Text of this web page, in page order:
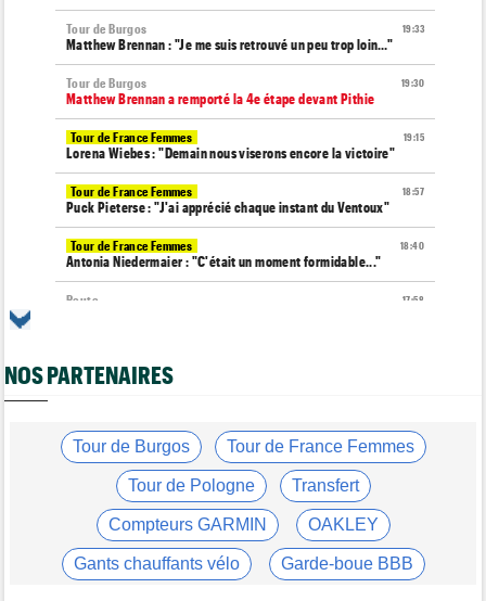
19:33
Tour de Burgos
Matthew Brennan : "Je me suis retrouvé un peu trop loin…"
19:30
Tour de Burgos
Matthew Brennan a remporté la 4e étape devant Pithie
19:15
Tour de France Femmes
Lorena Wiebes : "Demain nous viserons encore la victoire"
18:57
Tour de France Femmes
Puck Pieterse : "J'ai apprécié chaque instant du Ventoux"
18:40
Tour de France Femmes
Antonia Niedermaier : "C'était un moment formidable..."
17:58
Route
Tour de Pologne
Jan Christen : "J'ai dû me retenir pour ne pas attaquer trop tôt"
Kasia Niewiadoma fait coup double sur la 7e étape
Tour de Pologne
Joao Almeida a abandonné après une nouvelle chute
Média
L'abonnement à Cyclism'Actu sans pub ni pop up : 9,99€ pour 1
an
NOS PARTENAIRES
Tour de Burgos Tour de France Femmes
Tour de Pologne Transfert
Compteurs GARMIN OAKLEY
Gants chauffants vélo Garde-boue BBB